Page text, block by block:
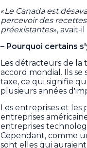
«Le Canada est
percevoir des
préexistantes», avait-
– Pourquoi certains
Les détracteurs de
accord mondial. Ils
taxe, ce qui signifie
plusieurs années
Les entreprises et les
entreprises
entreprises
Cependant, comme
sont elles qui